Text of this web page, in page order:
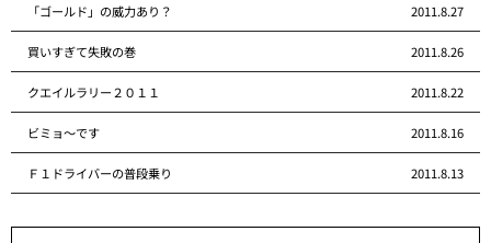
「ゴールド」の威力あり？ 2011.8.27
買いすぎて失敗の巻 2011.8.26
クエイルラリー２０１１ 2011.8.22
ビミョ～です 2011.8.16
Ｆ１ドライバーの普段乗り 2011.8.13